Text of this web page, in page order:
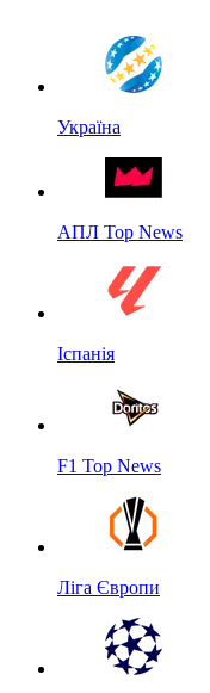
Україна
АПЛ Top News
Іспанія
F1 Top News
Ліга Європи